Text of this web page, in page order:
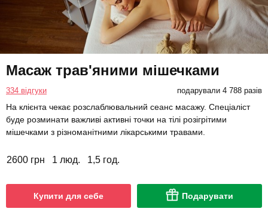
Масаж трав'яними мішечками
334 відгуки подарували 4 788 разів
На клієнта чекає розслаблювальний сеанс масажу. Спеціаліст
буде розминати важливі активні точки на тілі розігрітими
мішечками з різноманітними лікарськими травами.
2600 грн 1 люд. 1,5 год.
Купити для себе Подарувати